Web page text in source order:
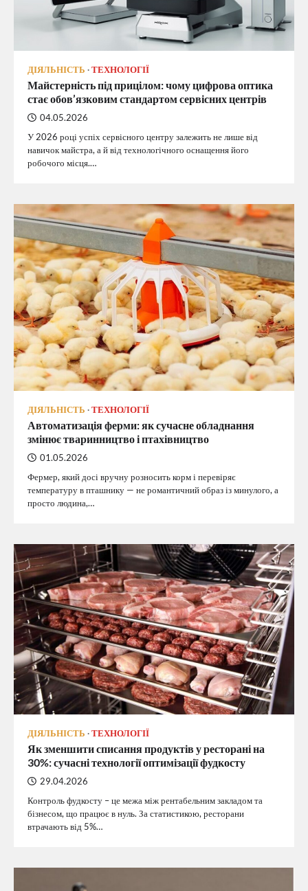
ДІЯЛЬНІСТЬ ТЕХНОЛОГІЇ
Майстерність під прицілом: чому цифрова оптика
стає обов’язковим стандартом сервісних центрів
04.05.2026
У 2026 році успіх сервісного центру залежить не лише від
навичок майстра, а й від технологічного оснащення його
робочого місця.…
ДІЯЛЬНІСТЬ ТЕХНОЛОГІЇ
Автоматизація ферми: як сучасне обладнання
змінює тваринництво і птахівництво
01.05.2026
Фермер, який досі вручну розносить корм і перевіряє
температуру в пташнику — не романтичний образ із минулого, а
просто людина,…
ДІЯЛЬНІСТЬ ТЕХНОЛОГІЇ
Як зменшити списання продуктів у ресторані на
30%: сучасні технології оптимізації фудкосту
29.04.2026
Контроль фудкосту – це межа між рентабельним закладом та
бізнесом, що працює в нуль. За статистикою, ресторани
втрачають від 5%…